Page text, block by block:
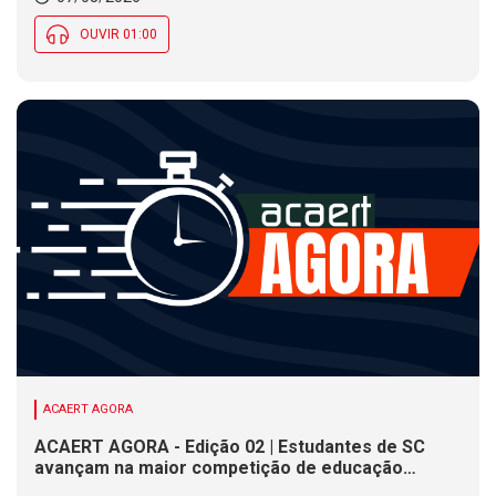
OUVIR 01:00
ACAERT AGORA
ACAERT AGORA - Edição 02 | Estudantes de SC
avançam na maior competição de educação